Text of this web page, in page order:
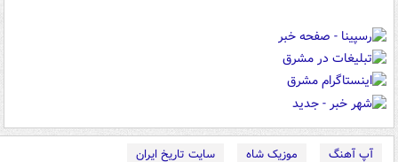
آپ آهنگ موزیک شاه
سایت تاریخ ایران